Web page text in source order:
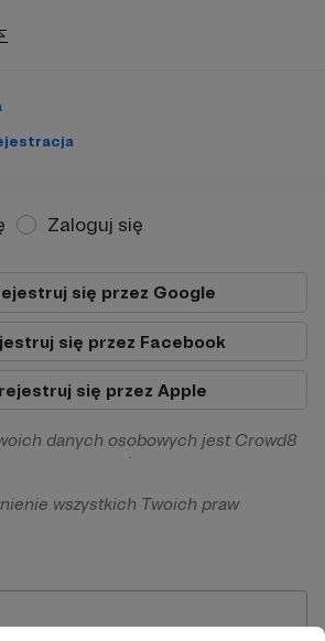
Zaloguj się
się przez Google
się przez Facebook
się przez Apple
danych osobowych jest Crowd8
Warszawie, ul. Żwirki i Wigury 16, 02-
dane osobowe będą przetwarzane w
wykonania umowy zawartej z Tobą, w
dokonywania oraz
na naszej platformie oraz
wszystkich Twoich praw
rozporządzenia o ochronie
zautomatyzowanemu